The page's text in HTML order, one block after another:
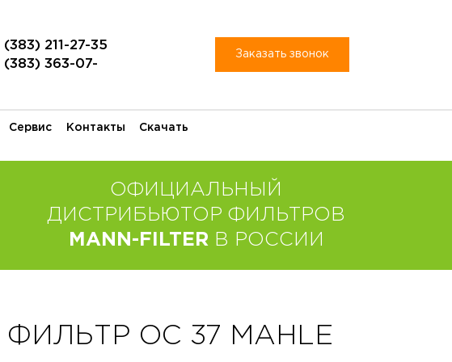
(383) 211-27-35
(383) 363-07-
Заказать звонок
Сервис Контакты
Скачать
ОФИЦИАЛЬНЫЙ
ДИСТРИБЬЮТОР ФИЛЬТРОВ
MANN-FILTER В РОССИИ
OC 37 MAHLE